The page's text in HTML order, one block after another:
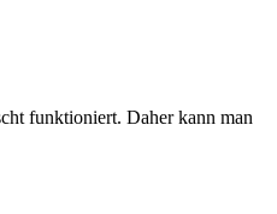
funktioniert. Daher kann man